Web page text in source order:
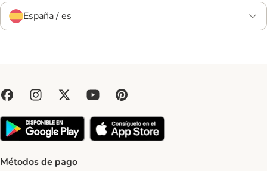
España / es
Métodos de pago